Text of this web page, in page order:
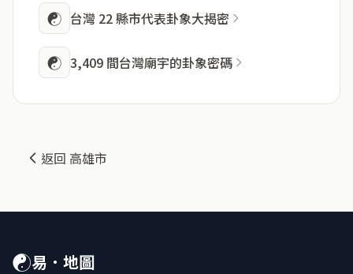
☯ 台灣 22 縣市代表卦象大揭密
☯ 3,409 間台灣廟宇的卦象密碼
返回 高雄市
☯易．地圖